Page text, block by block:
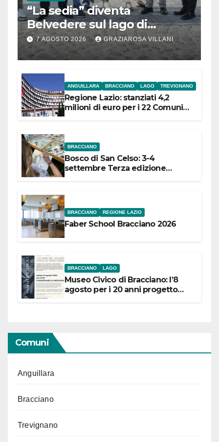
“La sedia” diventa
Belvedere sul lago di
Bracciano: ieri
l’inaugurazione
7 AGOSTO 2026 GRAZIAROSA VILLANI
ANGUILLARA BRACCIANO LAGO TREVIGNANO
Regione Lazio: stanziati 4,2
milioni di euro per i 22 Comuni
BRACCIANO
Bosco di San Celso: 3-4
settembre Terza edizione
BRACCIANO REGIONE LAZIO
Faber School Bracciano 2026
BRACCIANO LAGO
Museo Civico di Bracciano: l’8
agosto per i 20 anni progetto
Comuni
Anguillara
Bracciano
Trevignano